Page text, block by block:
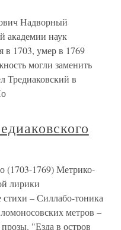
Надворный
академии наук
в 1703, умер в 1769
могли заменить
Тредиаковский в
(1703-1769) Метрико-
лирики
стихи – Силлабо-тоника
метров –
"Езда в остров